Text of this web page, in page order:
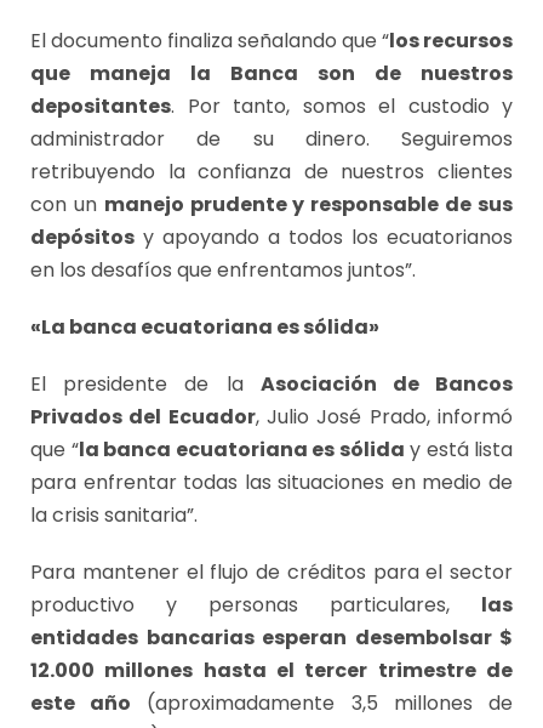
El documento finaliza señalando que “los recursos
que maneja la Banca son de nuestros
depositantes. Por tanto, somos el custodio y
administrador de su dinero. Seguiremos
retribuyendo la confianza de nuestros clientes
con un manejo prudente y responsable de sus
depósitos y apoyando a todos los ecuatorianos
en los desafíos que enfrentamos juntos”.
«La banca ecuatoriana es sólida»
El presidente de la Asociación de Bancos
Privados del Ecuador, Julio José Prado, informó
que “la banca ecuatoriana es sólida y está lista
para enfrentar todas las situaciones en medio de
la crisis sanitaria”.
Para mantener el flujo de créditos para el sector
productivo y personas particulares, las
entidades bancarias esperan desembolsar $
12.000 millones hasta el tercer trimestre de
este año (aproximadamente 3,5 millones de